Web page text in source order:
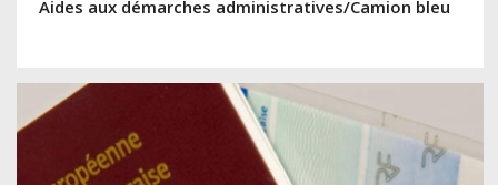
Aides aux démarches administratives/Camion bleu